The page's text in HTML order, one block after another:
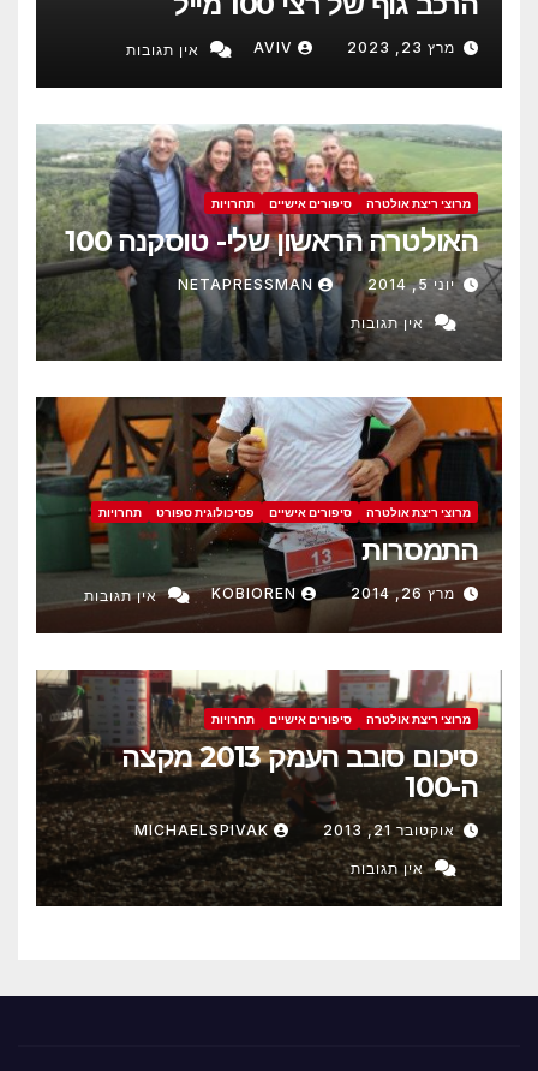
מרץ 23, 2023 AVIV אין תגובות
מרוצי ריצת אולטרה סיפורים אישיים תחרויות
האולטרה הראשון שלי- טוסקנה 100
יוני 5, 2014 NETAPRESSMAN
אין תגובות
מרוצי ריצת אולטרה סיפורים אישיים פסיכולוגית ספורט תחרויות
התמסרות
מרץ 26, 2014 KOBIOREN אין תגובות
מרוצי ריצת אולטרה סיפורים אישיים תחרויות
סיכום סובב העמק 2013 מקצה
ה-100
אוקטובר 21, 2013 MICHAELSPIVAK
אין תגובות